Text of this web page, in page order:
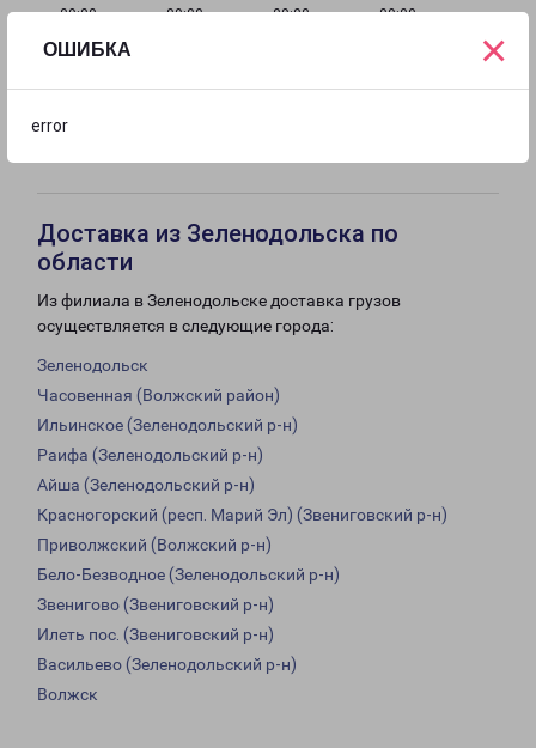
ОШИБКА
error
×
с 09:00 до
18:00
с 09:00 до
с 09:00 до
с 09:00 до
с 09:00 до
Доставка из Зеленодольска по
области
Из филиала в Зеленодольске доставка грузов
осуществляется в следующие города:
Зеленодольск
Часовенная (Волжский район)
Ильинское (Зеленодольский р-н)
Раифа (Зеленодольский р-н)
Айша (Зеленодольский р-н)
Красногорский (респ. Марий Эл) (Звениговский р-н)
Приволжский (Волжский р-н)
Бело-Безводное (Зеленодольский р-н)
Звенигово (Звениговский р-н)
Илеть пос. (Звениговский р-н)
Васильево (Зеленодольский р-н)
Волжск